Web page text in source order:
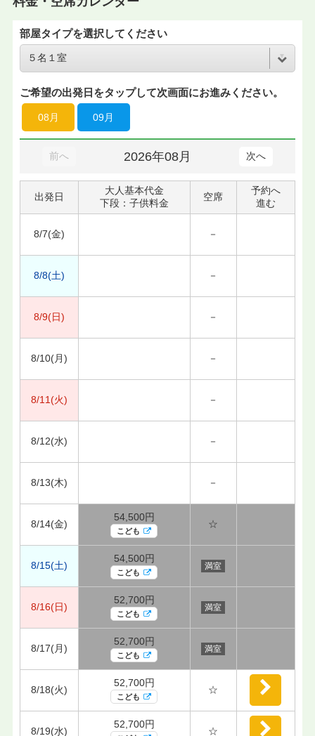
部屋タイプを選択してください
ご希望の出発日をタップして次画面にお進みください。
08月 09月
前へ 2026年08月 次へ
出発日
大人基本代金
下段：子供料金
空席
予約へ
進む
8/7(金) －
8/8(土) －
8/9(日) －
8/10(月) －
8/11(火) －
8/12(水) －
8/13(木) －
8/14(金)
54,500円
こども
☆
8/15(土)
54,500円
こども
満室
8/16(日)
52,700円
こども
満室
8/17(月)
52,700円
こども
満室
8/18(火)
52,700円
こども
☆
8/19(水)
52,700円
☆